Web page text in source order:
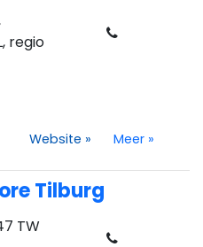
regio
Website » Meer »
Tilburg
TW